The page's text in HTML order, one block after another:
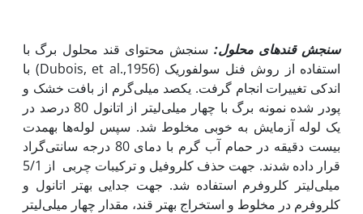
سنجش قندهای محلول: سنجش محتوای قند محلول برگ با
استفاده از روش فنل سولفوریک (Dubois, et al.,1956) با
اندکی تغییرات انجام گرفت. یک‫صد میلی‌گرم از بافت خشک و
پودر شده نمونه برگ با چهار میلی‌لیتر از اتانول 80 درصد در
یک لوله آزمایش به خوبی مخلوط شد. سپس لوله‌ها به‫مدت
بیست دقیقه در حمام آب گرم با دمای 80 درجه سانتی‌گراد
قرار داده شدند. جهت حذف کلروفیل و ترکیبات چربی از 5/1
میلی‌لیتر کلروفرم استفاده شد. جهت جدایی بهتر اتانول و
کلروفرم در مخلوط و استخراج بهتر قند، مقدار چهار میلی‌لیتر